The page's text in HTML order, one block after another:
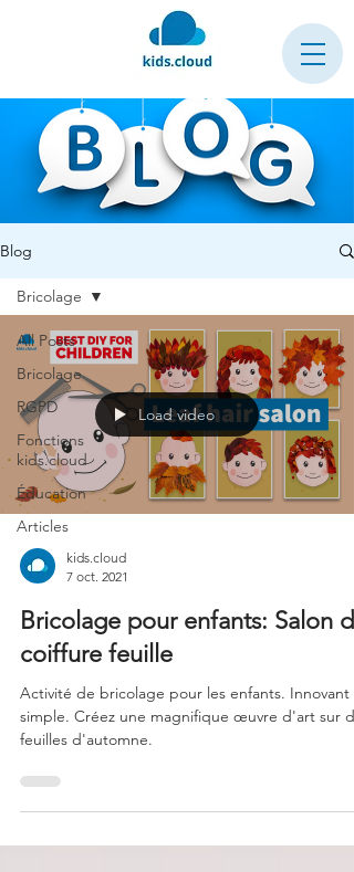
Blog
All Posts
Bricolage
RGPD
Fonctions
kids.cloud
Éducation
Articles
Bricolage
Load video
kids.cloud
7 oct. 2021
Bricolage pour enfants: Salon de
coiffure feuille
Activité de bricolage pour les enfants. Innovant
simple. Créez une magnifique œuvre d'art sur
feuilles d'automne.